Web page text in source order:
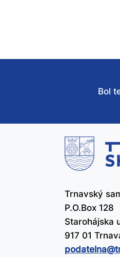
Bol
Trnavský
P.O.Box 128
Starohájska
917 01